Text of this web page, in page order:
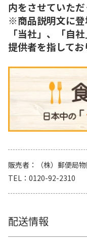
内をさせていただ
※商品説明文に登
「当社」、「自
提供者を指してお
販売者
（株）郵便局
TEL
0120-92-2310
配送情報